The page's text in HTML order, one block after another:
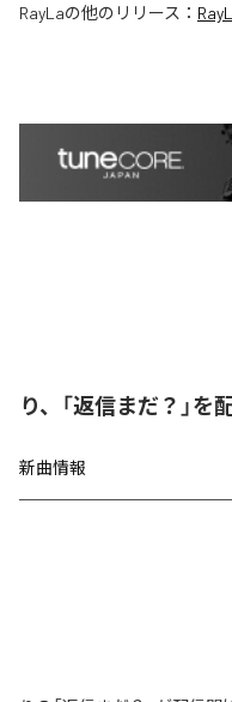
RayLaの他のリリース：
り、「返信まだ？」を
新曲情報